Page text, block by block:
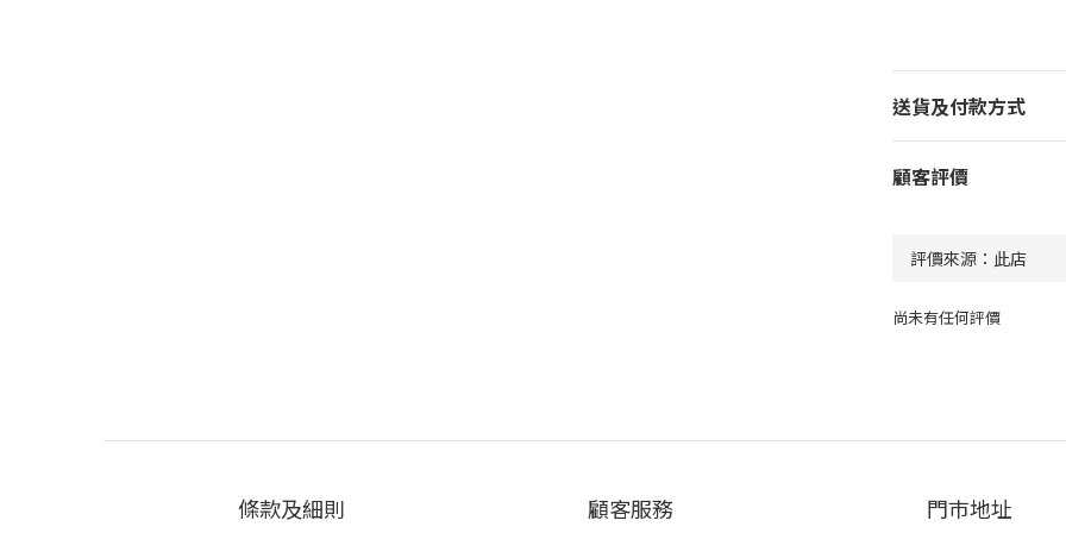
送貨及付款方式
顧客評價
尚未有任何評價
條款及細則 顧客服務 門巿地址